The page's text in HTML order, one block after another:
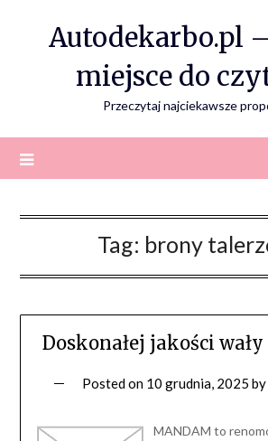
Autodekarbo.pl
miejsce do
Przeczytaj najciekawsze
Tag: brony
Doskonałej jakości
Posted on 10 grudnia, 2025 by
MANDAM to